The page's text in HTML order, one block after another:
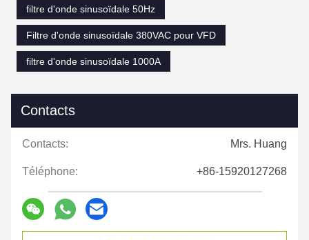
filtre d'onde sinusoïdale 50Hz
Filtre d'onde sinusoïdale 380VAC pour VFD
filtre d'onde sinusoïdale 1000A
Contacts
Contacts: Mrs. Huang
Téléphone: +86-15920127268